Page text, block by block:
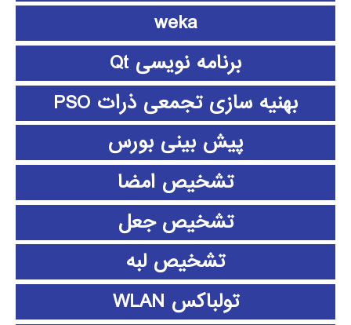
weka
برنامه نویسی Qt
بهنیه سازی تجمعی ذرات PSO
پیش بینی بورس
تشخیص امضا
تشخیص جعل
تشخیص لبه
تولباکس WLAN